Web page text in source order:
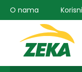
pretragu
O nama